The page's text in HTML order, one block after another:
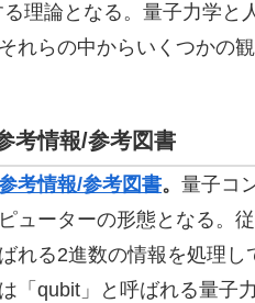
理論となる。量子力学と
れらの中からいくつかの
考情報/参考図書
考情報/参考図書。 量子コ
ューターの形態となる。
れる2進数の情報を処理
「qubit」と呼ばれる量子